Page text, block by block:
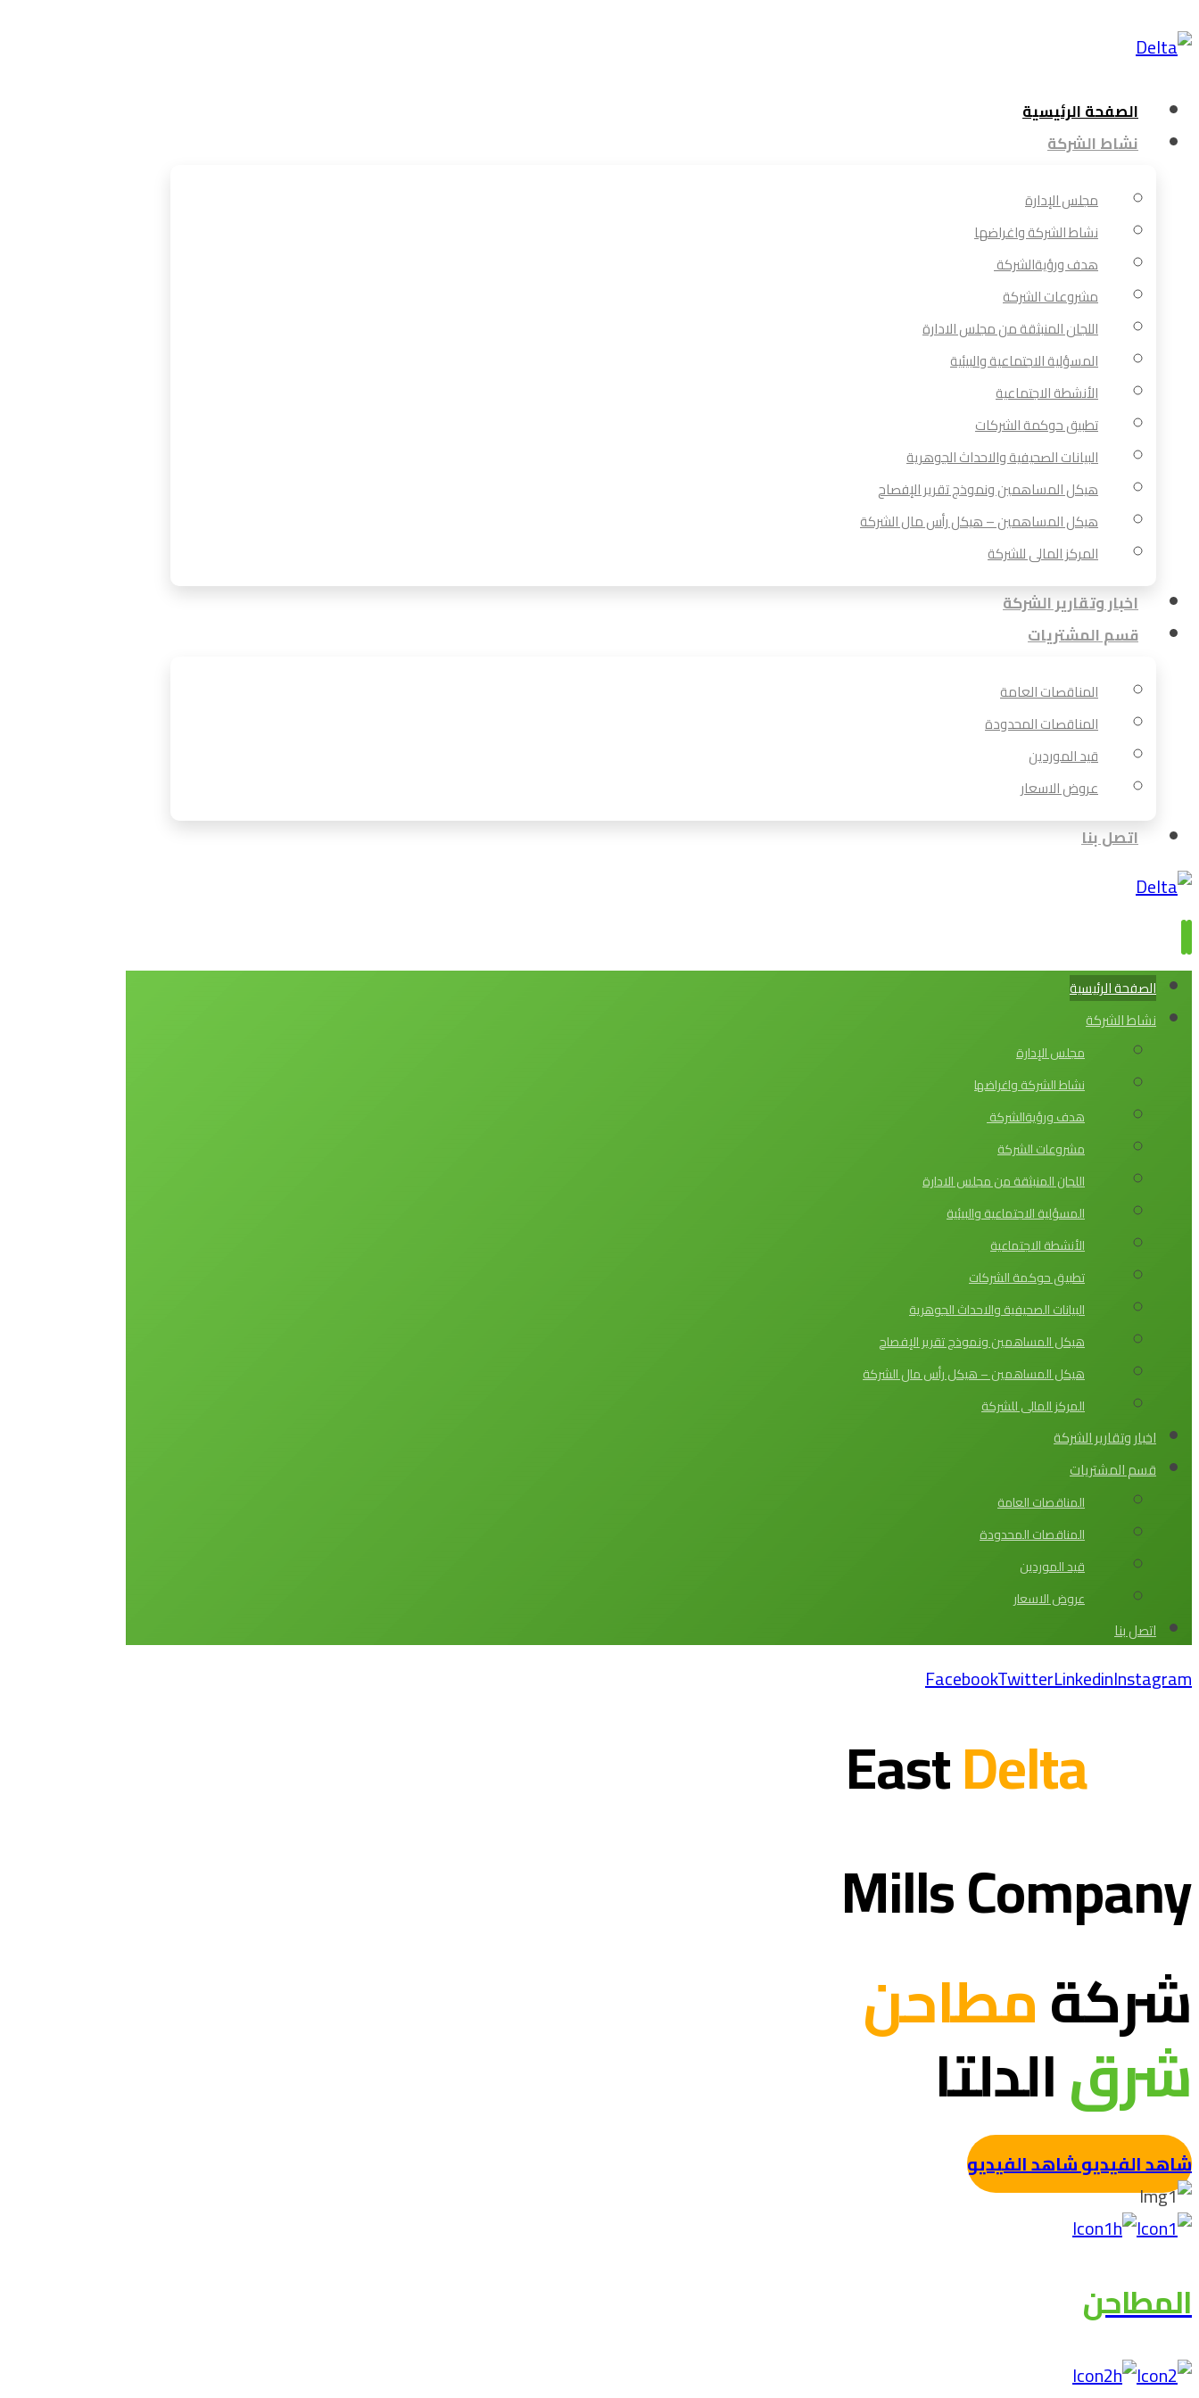
الصفحة الرئيسية
نشاط الشركة
مجلس الإدارة
نشاط الشركة واغراضها
هدف ورؤيةالشركة
مشروعات الشركة
اللجان المنبثقة من مجلس الادارة
المسؤلية الاجتماعية والبيئية
الأنشطة الاجتماعية
تطبيق حوكمة الشركات
البيانات الصحيفية والاحداث الجوهرية
هيكل المساهمين ونموذج تقرير الإفصاح
هيكل المساهمين – هيكل رأس مال الشركة
المركز المالى للشركة
اخبار وتقارير الشركة
قسم المشتريات
المناقصات العامة
المناقصات المحدودة
قيد الموردين
عروض الاسعار
اتصل بنا
الصفحة الرئيسية
نشاط الشركة
مجلس الإدارة
نشاط الشركة واغراضها
هدف ورؤيةالشركة
مشروعات الشركة
اللجان المنبثقة من مجلس الادارة
المسؤلية الاجتماعية والبيئية
الأنشطة الاجتماعية
تطبيق حوكمة الشركات
البيانات الصحيفية والاحداث الجوهرية
هيكل المساهمين ونموذج تقرير الإفصاح
هيكل المساهمين – هيكل رأس مال الشركة
المركز المالى للشركة
اخبار وتقارير الشركة
قسم المشتريات
المناقصات العامة
المناقصات المحدودة
قيد الموردين
عروض الاسعار
اتصل بنا
FacebookTwitterLinkedinInstagram
Delta
MillsCompany
شركةمطاحن
شرقالدلتا
شاهد الفيديوشاهد الفيديو
المطاحن